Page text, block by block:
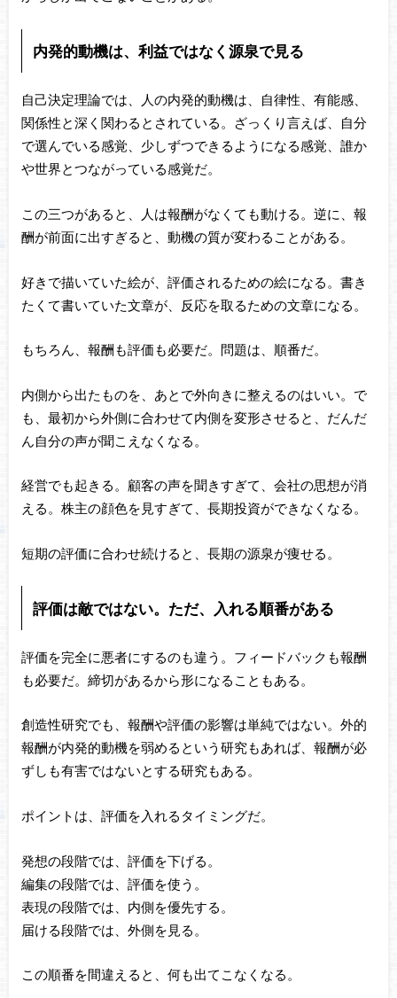
内発的動機は、利益ではなく源泉で見る
自己決定理論では、人の内発的動機は、自律性、有能感、
関係性と深く関わるとされている。ざっくり言えば、自分
で選んでいる感覚、少しずつできるようになる感覚、誰か
や世界とつながっている感覚だ。
この三つがあると、人は報酬がなくても動ける。逆に、報
酬が前面に出すぎると、動機の質が変わることがある。
好きで描いていた絵が、評価されるための絵になる。書き
たくて書いていた文章が、反応を取るための文章になる。
もちろん、報酬も評価も必要だ。問題は、順番だ。
内側から出たものを、あとで外向きに整えるのはいい。で
も、最初から外側に合わせて内側を変形させると、だんだ
ん自分の声が聞こえなくなる。
経営でも起きる。顧客の声を聞きすぎて、会社の思想が消
える。株主の顔色を見すぎて、長期投資ができなくなる。
短期の評価に合わせ続けると、長期の源泉が痩せる。
評価は敵ではない。ただ、入れる順番がある
評価を完全に悪者にするのも違う。フィードバックも報酬
も必要だ。締切があるから形になることもある。
創造性研究でも、報酬や評価の影響は単純ではない。外的
報酬が内発的動機を弱めるという研究もあれば、報酬が必
ずしも有害ではないとする研究もある。
ポイントは、評価を入れるタイミングだ。
発想の段階では、評価を下げる。
編集の段階では、評価を使う。
表現の段階では、内側を優先する。
届ける段階では、外側を見る。
この順番を間違えると、何も出てこなくなる。